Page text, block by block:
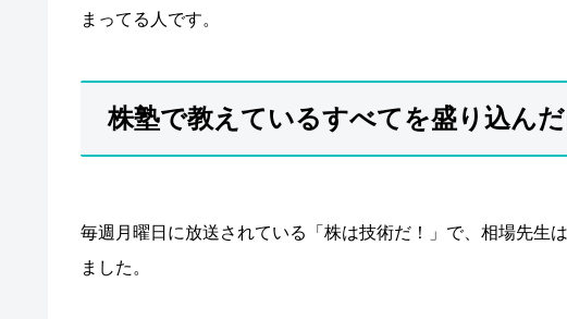
まってる人です。
株塾で教えているすべてを盛り込ん
毎週月曜日に放送されている「株は技術だ！」で、相場先生
ました。